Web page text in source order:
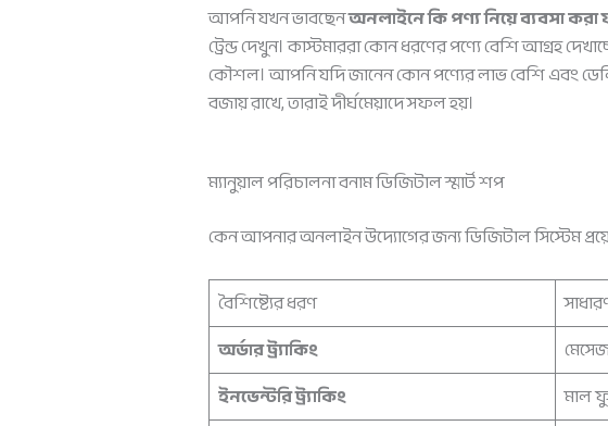
আপনি যখন ভাবছেনঅনলাইনে কি পণ্য নিয়ে ব্যবসা করা
ট্রেন্ড দেখুন। কাস্টমাররা কোন ধরণের পণ্যে বেশি আগ্রহ
কৌশল। আপনি যদি জানেন কোন পণ্যের লাভ বেশি এবং
বজায় রাখে, তারাই দীর্ঘমেয়াদে সফল হয়।
ম্যানুয়াল পরিচালনা বনাম ডিজিটাল স্মার্ট শপ
কেন আপনার অনলাইন উদ্যোগের জন্য ডিজিটাল সিস্টেম
বৈশিষ্ট্যের ধরণ
অর্ডার ট্র্যাকিং
ইনভেন্টরি ট্র্যাকিং
মাল